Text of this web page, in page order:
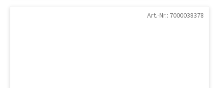
Art.-Nr.: 7000038378